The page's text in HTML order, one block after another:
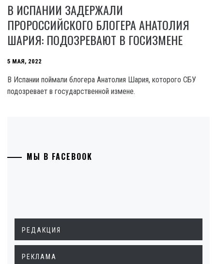
В ИСПАНИИ ЗАДЕРЖАЛИ
ПРОРОССИЙСКОГО БЛОГЕРА АНАТОЛИЯ
ШАРИЯ: ПОДОЗРЕВАЮТ В ГОСИЗМЕНЕ
5 МАЯ, 2022
В Испании поймали блогера Анатолия Шария, которого СБУ
подозревает в государственной измене.
МЫ В FACEBOOK
РЕДАКЦИЯ
РЕКЛАМА